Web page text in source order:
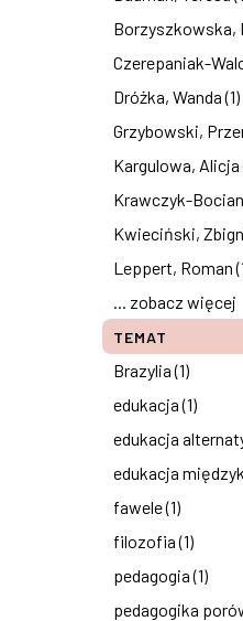
Borzyszkowska,
Czerepaniak-
Dróżka, Wanda (1)
Grzybowski,
Kargulowa, Alicja
Krawczyk-
Kwieciński,
Leppert, Roman
... zobacz więcej
TEMAT
Brazylia (1)
edukacja (1)
edukacja
edukacja
fawele (1)
filozofia (1)
pedagogia (1)
pedagogika